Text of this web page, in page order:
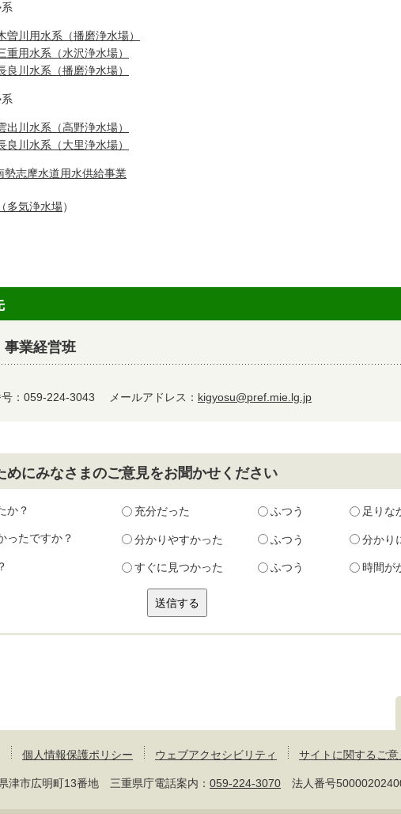
曽川用水系（播磨浄水場）
重用水系（水沢浄水場）
良川水系（播磨浄水場）
出川水系（高野浄水場）
良川水系（大里浄水場）
勢志摩水道用水供給事業
（多気浄水場）
業経営班
号：059-224-3043 メールアドレス： kigyosu@pref.mie.lg.jp
めにみなさまのご意見をお聞かせください
か？ 充分だった ふつう 足りな
ったですか？ 分かりやすかった ふつう 分かり
すぐに見つかった ふつう 時間が
個人情報保護ポリシー ウェブアクセシビリティ サイトに関するご
市広明町13番地 三重県庁電話案内： 059-224-3070 法人番号